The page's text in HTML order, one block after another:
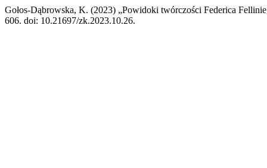
Gołos-Dąbrowska, K. (2023) „Powidoki twórczości Federica
606. doi: 10.21697/zk.2023.10.26.